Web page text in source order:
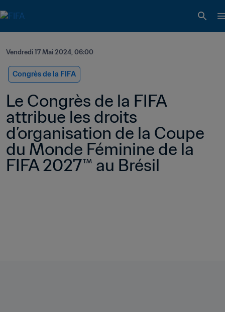
Vendredi 17 Mai 2024, 06:00
Congrès de la FIFA
Le Congrès de la FIFA
attribue les droits
d’organisation de la Coupe
du Monde Féminine de la
FIFA 2027™ au Brésil